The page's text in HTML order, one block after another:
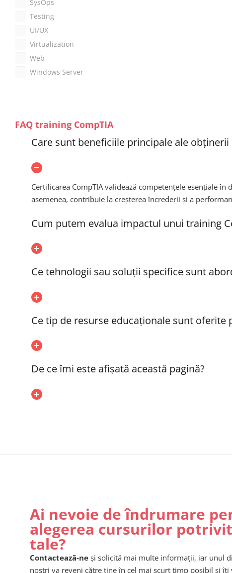
SysOps
Testing
UI/UX
Virtualization
Web
Windows Server
FAQ training CompTIA
Care sunt beneficiile principale ale
Certificarea CompTIA validează competențele esențiale
asemenea, contribuie la creșterea încrederii și a
Cum putem evalua impactul unui training
Ce tehnologii sau soluții specifice sunt
Ce tip de resurse educaționale sunt
De ce îmi este afișată această pagină?
Ai nevoie de îndrumare
alegerea cursurilor
tale?
Contactează-ne și solicită mai multe informații, iar unul
noștri va reveni către tine în cel mai scurt timp posibil și îți